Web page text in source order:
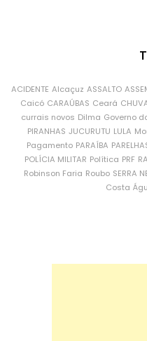
ACIDENTE Alcaçuz ASSALTO
Caicó CARAÚBAS Ceará
currais novos Dilma Governo
PIRANHAS JUCURUTU LULA
Pagamento PARAÍBA
POLÍCIA MILITAR Política PRF
Robinson Faria Roubo SERRA
Costa